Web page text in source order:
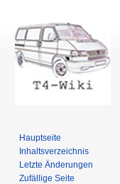
Hauptseite
Inhaltsverzeichnis
Letzte Änderungen
Zufällige Seite